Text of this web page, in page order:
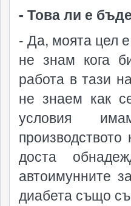
- Това ли е
- Да, моята цел
не знам кога
работа в тази
не знаем как
условия
доста
автоимунните
диабета също